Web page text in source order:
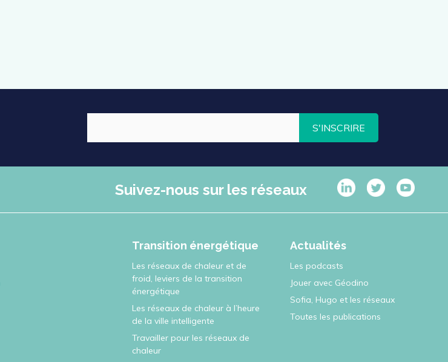
S'INSCRIRE
Suivez-nous sur les réseaux
Transition énergétique
Les réseaux de chaleur et de
froid, leviers de la transition
énergétique
Les réseaux de chaleur à l’heure
de la ville intelligente
Travailler pour les réseaux de
chaleur
Actualités
Les podcasts
Jouer avec Géodino
Sofia, Hugo et les réseaux
Toutes les publications